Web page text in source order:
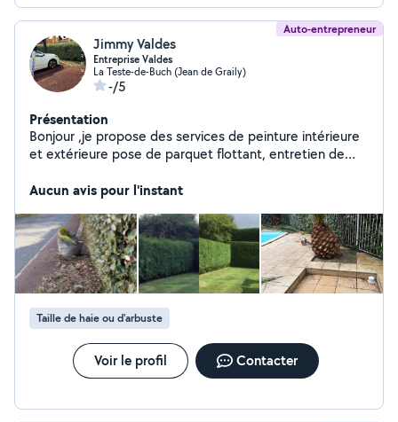
Auto-entrepreneur
Jimmy Valdes
Entreprise Valdes
La Teste-de-Buch (Jean de Graily)
-/5
Présentation
Bonjour ,je propose des services de peinture intérieure
et extérieure pose de parquet flottant, entretien de
etc, et autres travaux. Contactez moi pour un devis
Aucun avis pour l'instant
Taille de haie ou d'arbuste
Voir le profil Contacter